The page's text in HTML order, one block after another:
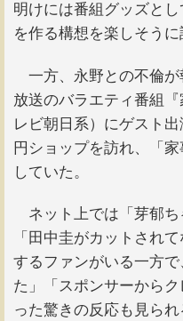
明けには番組グッズと
を作る構想を楽しそうに
一方、永野との不倫が
放送のバラエティ番組
レビ朝日系）にゲスト
円ショップを訪れ、「
していた。
ネット上では「芽郁ち
「田中圭がカットされ
するファンがいる一方
た」「スポンサーから
った驚きの反応も見られ